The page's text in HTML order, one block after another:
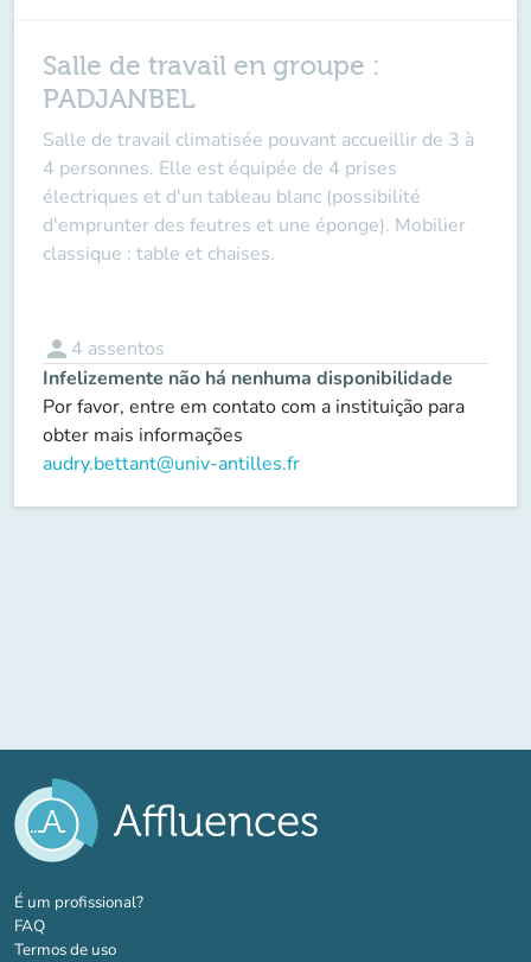
Salle de travail en groupe :
PADJANBEL
Salle de travail climatisée pouvant accueillir de 3 à
4 personnes. Elle est équipée de 4 prises
électriques et d'un tableau blanc (possibilité
d'emprunter des feutres et une éponge). Mobilier
classique : table et chaises.
person 4 assentos
Infelizemente não há nenhuma disponibilidade
Por favor, entre em contato com a instituição para
obter mais informações
audry.bettant@univ-antilles.fr
É um profissional?(novo separador)
FAQ
Termos de uso